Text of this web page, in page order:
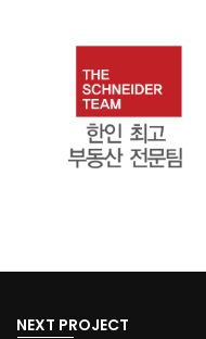
NEXT PROJECT